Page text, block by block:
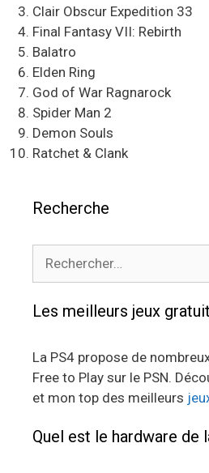
Clair Obscur Expedition 33
Final Fantasy VII: Rebirth
Balatro
Elden Ring
God of War Ragnarock
Spider Man 2
Demon Souls
Ratchet & Clank
Recherche
Les meilleurs jeux
La PS4 propose de
Free to Play sur le PSN.
et mon top des meilleurs
Quel est le hardware de